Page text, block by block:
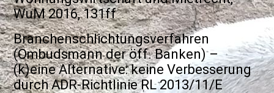
WuM 2016, 131ff
Branchenschlichtungsverfahren
(Ombudsmann der öff. Banken) –
(k)eine Alternative: keine Verbesserung
durch ADR-Richtlinie RL 2013/11/E